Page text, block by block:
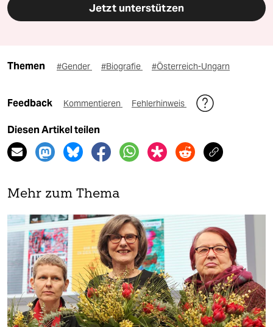
Jetzt unterstützen
Themen #Gender #Biografie #Österreich-Ungarn
Feedback Kommentieren Fehlerhinweis
Diesen Artikel teilen
Mehr zum Thema